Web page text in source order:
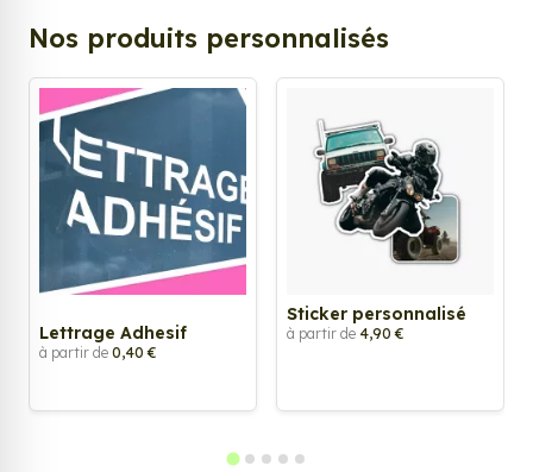
Nos produits personnalisés
Lettrage Adhesif
à partir de 0,40 €
Sticker personnalisé
à partir de 4,90 €